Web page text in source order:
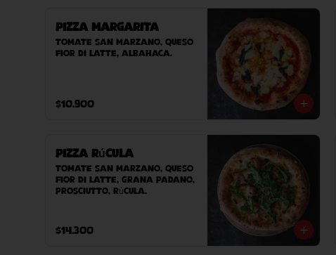
Pizza Margarita
Tomate San Marzano, queso
Fior Di Latte, albahaca.
$10.900
Pizza Rúcula
Tomate San Marzano, queso
Fior Di Latte, Grana padano,
prosciutto, rúcula.
$14.300